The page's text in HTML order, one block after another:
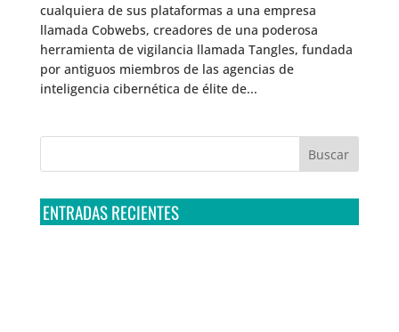
cualquiera de sus plataformas a una empresa
llamada Cobwebs, creadores de una poderosa
herramienta de vigilancia llamada Tangles, fundada
por antiguos miembros de las agencias de
inteligencia cibernética de élite de...
ENTRADAS RECIENTES